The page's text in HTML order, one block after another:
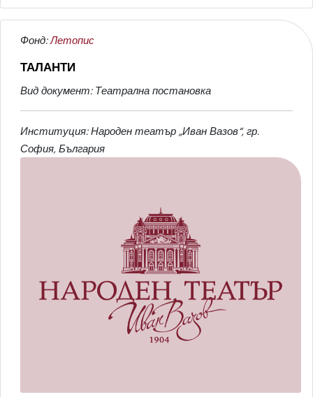
Фонд:Летопис
ТАЛАНТИ
Вид документ: Театрална постановка
Институция: Народен театър „Иван Вазов“, гр.
София, България